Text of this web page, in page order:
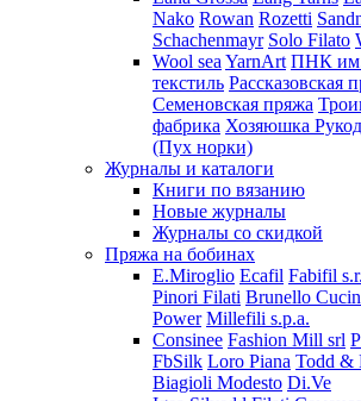
Nako Rowan Rozetti
Schachenmayr Solo Filato
Wool sea YarnArt ПНК
текстиль Рассказовская
Семеновская пряжа
фабрика Хозяюшка
(Пух норки)
Журналы и каталоги
Книги по вязанию
Новые журналы
Журналы со скидкой
Пряжа на бобинах
E.Miroglio Ecafil Fabifil
Pinori Filati Brunello
Power Millefili s.p.a.
Consinee Fashion Mill srl
FbSilk Loro Piana Todd &
Biagioli Modesto Di.Ve